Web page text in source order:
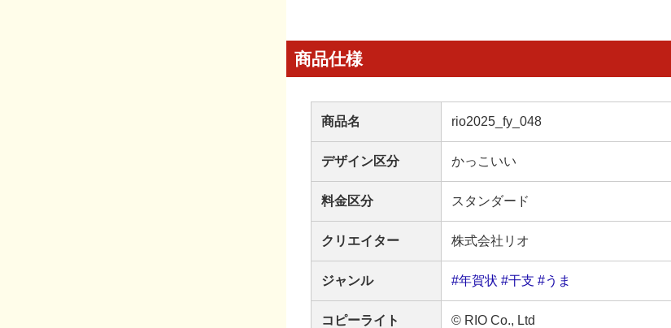
商品仕様
商品名 rio2025_fy_048
デザイン区分 かっこいい
料金区分 スタンダード
クリエイター 株式会社リオ
ジャンル #年賀状 #干支 #うま
コピーライト © RIO Co., Ltd